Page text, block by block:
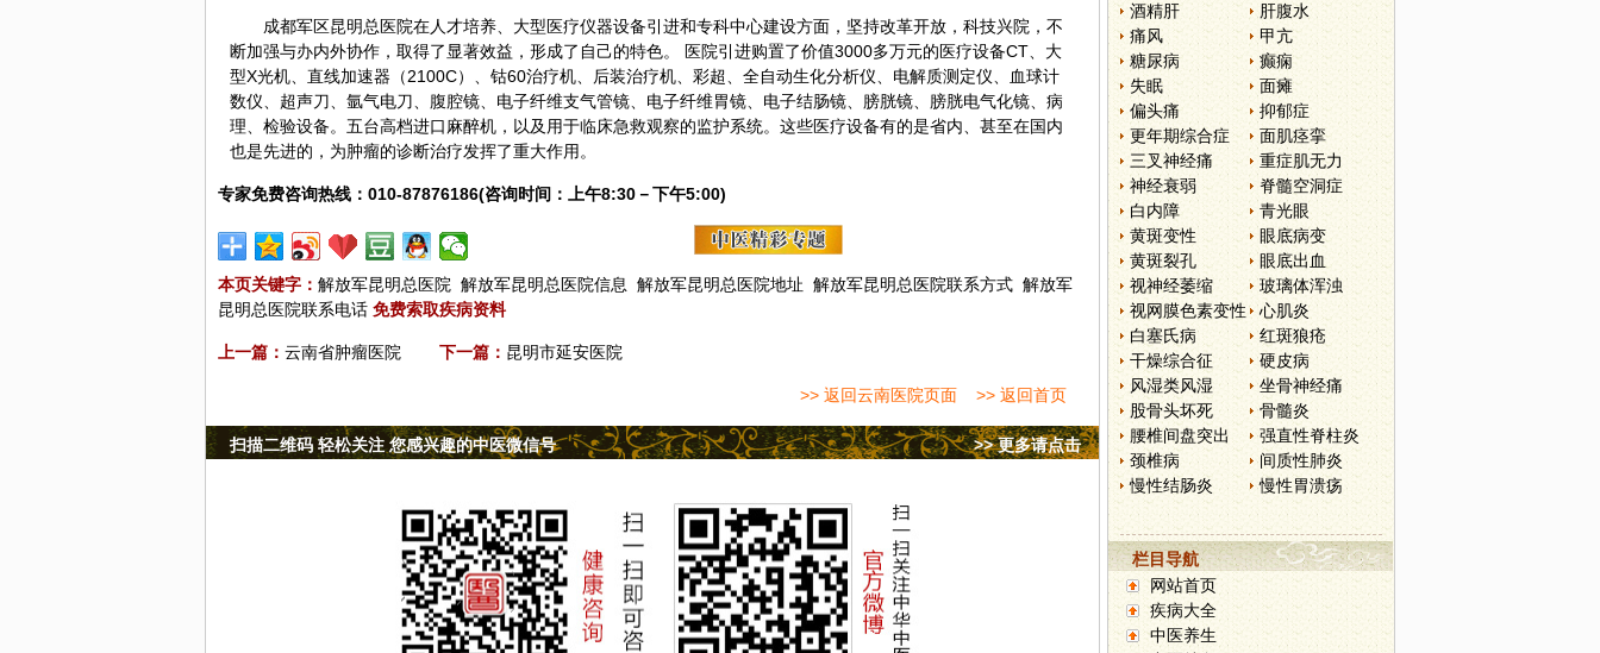
成都军区昆明总医院在人才培养、大型医疗仪器设备引进和专科中心建设方面，坚持改革开放，科技兴院，不
断加强与办内外协作，取得了显著效益，形成了自己的特色。 医院引进购置了价值3000多万元的医疗设备CT、大
型X光机、直线加速器（2100C）、钴60治疗机、后装治疗机、彩超、全自动生化分析仪、电解质测定仪、血球计
数仪、超声刀、氩气电刀、腹腔镜、电子纤维支气管镜、电子纤维胃镜、电子结肠镜、膀胱镜、膀胱电气化镜、病
理、检验设备。五台高档进口麻醉机，以及用于临床急救观察的监护系统。这些医疗设备有的是省内、甚至在国内
也是先进的，为肿瘤的诊断治疗发挥了重大作用。
专家免费咨询热线：010-87876186(咨询时间：上午8:30－下午5:00)
本页关键字： 解放军昆明总医院 解放军昆明总医院信息 解放军昆明总医院地址 解放军昆明总医院联系方式 解放军
昆明总医院联系电话 免费索取疾病资料
上一篇： 云南省肿瘤医院 下一篇： 昆明市延安医院
>> 返回云南医院页面 >> 返回首页
>> 更多请点击
扫描二维码 轻松关注 您感兴趣的中医微信号
酒精肝
肝腹水
痛风
甲亢
糖尿病
癫痫
失眠
面瘫
偏头痛
抑郁症
更年期综合症
面肌痉挛
三叉神经痛
重症肌无力
神经衰弱
脊髓空洞症
白内障
青光眼
黄斑变性
眼底病变
黄斑裂孔
眼底出血
视神经萎缩
玻璃体浑浊
视网膜色素变性
心肌炎
白塞氏病
红斑狼疮
干燥综合征
硬皮病
风湿类风湿
坐骨神经痛
股骨头坏死
骨髓炎
腰椎间盘突出
强直性脊柱炎
颈椎病
间质性肺炎
慢性结肠炎
慢性胃溃疡
栏目导航
网站首页
疾病大全
中医养生